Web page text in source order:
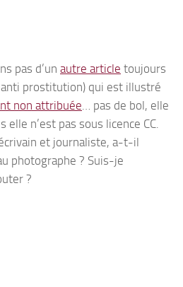
pas d’un autre article toujours
prostitution) qui est illustré
non attribuée… pas de bol, elle
elle n’est pas sous licence CC.
et journaliste, a-t-il
photographe ? Suis-je
?